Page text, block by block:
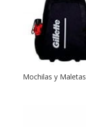
Mochilas y Maletas